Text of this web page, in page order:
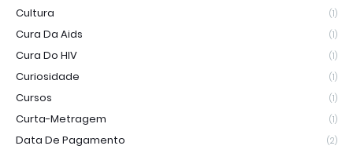
Cultura (1)
Cura Da Aids (1)
Cura Do HIV (1)
Curiosidade (1)
Cursos (1)
Curta-Metragem (1)
Data De Pagamento (2)